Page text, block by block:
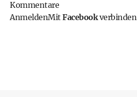
Kommentare
AnmeldenMit Facebookverbinden